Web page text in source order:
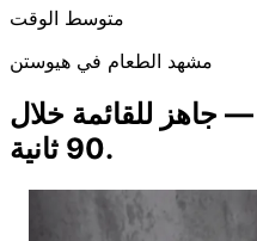
متوسط الوقت
مشهد الطعام في هيوستن
للقائمة خلال
90 ثانية.